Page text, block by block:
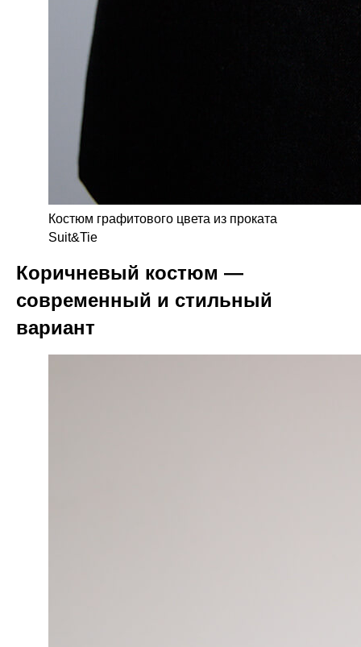
Костюм графитового цвета из проката
Suit&Tie
Коричневый костюм —
современный и стильный
вариант